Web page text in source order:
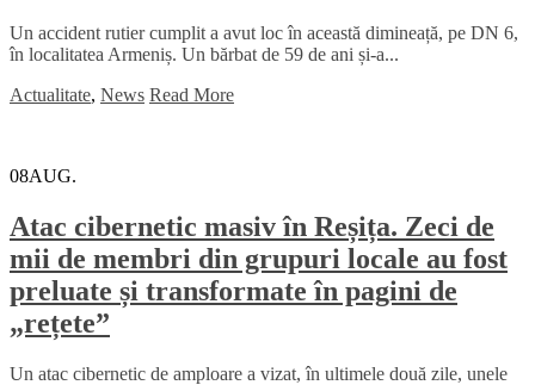
Un accident rutier cumplit a avut loc în această dimineață, pe DN 6,
în localitatea Armeniș. Un bărbat de 59 de ani și-a...
Actualitate, News Read More
08AUG.
Atac cibernetic masiv în Reșița. Zeci de
mii de membri din grupuri locale au fost
preluate și transformate în pagini de
„rețete”
Un atac cibernetic de amploare a vizat, în ultimele două zile, unele